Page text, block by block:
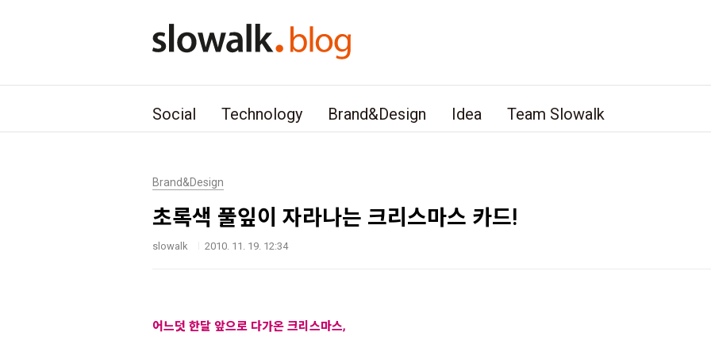
Social Technology Brand&Design Idea Team Slowalk
Brand&Design
초록색 풀잎이 자라나는 크리스마스 카드!
slowalk 2010. 11. 19. 12:34
어느덧 한달 앞으로 다가온 크리스마스,